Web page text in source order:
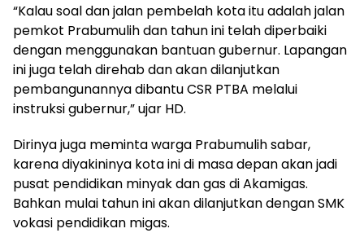
“Kalau soal dan jalan pembelah kota itu adalah jalan
pemkot Prabumulih dan tahun ini telah diperbaiki
dengan menggunakan bantuan gubernur. Lapangan
ini juga telah direhab dan akan dilanjutkan
pembangunannya dibantu CSR PTBA melalui
instruksi gubernur,” ujar HD.
Dirinya juga meminta warga Prabumulih sabar,
karena diyakininya kota ini di masa depan akan jadi
pusat pendidikan minyak dan gas di Akamigas.
Bahkan mulai tahun ini akan dilanjutkan dengan SMK
vokasi pendidikan migas.